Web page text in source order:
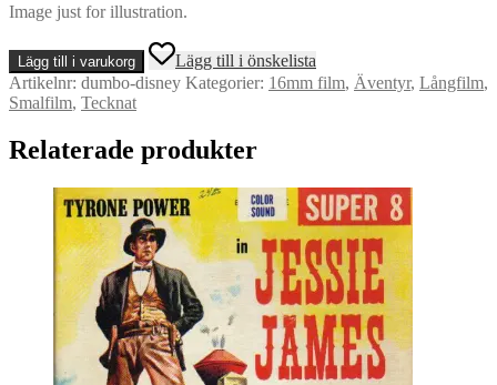
Image just for illustration.
Dumbo
The
Elephant
-
-
feature
mängd
Lägg till i varukorg
Lägg till i önskelista
Artikelnr: dumbo-disney Kategorier: 16mm film, Äventyr, Långfilm,
Smalfilm, Tecknat
Relaterade produkter